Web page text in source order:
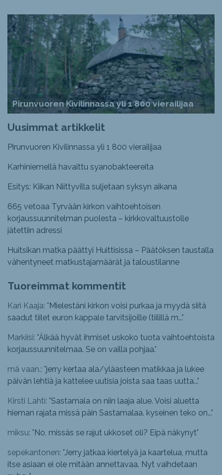
Pirunvuoren Kivilinnassa yli 1 800 vierailijaa
Uusimmat artikkelit
Pirunvuoren Kivilinnassa yli 1 800 vierailijaa
Karhiniemellä havaittu syanobakteereita
Esitys: Kiikan Niittyvilla suljetaan syksyn aikana
665 vetoaa Tyrvään kirkon vaihtoehtoisen
korjaussuunnitelman puolesta – kirkkovaltuustolle
jätettiin adressi
Huitsikan matka päättyi Huittisissa – Päätöksen taustalla
vähentyneet matkustajamäärät ja taloustilanne
Tuoreimmat kommentit
Kari Kaaja: "Mielestäni kirkon voisi purkaa ja myydä siitä
saadut tiilet euron kappale tarvitsijoille (tiilillä m..."
Markiisi: "Älkää hyvät ihmiset uskoko tuota vaihtoehtoista
korjaussuunnitelmaa. Se on vailla pohjaa."
mä vaan.: "jerry kertaa ala/yläasteen matikkaa ja lukee
päivän lehtiä ja kattelee uutisia joista saa taas uutta..."
Kirsti Lahti: "Sastamala on niin laaja alue. Voisi aluetta
hieman rajata missä päin Sastamalaa. kyseinen teko on..."
miksu: "No, missäs se rajut ukkoset oli? Eipä näkynyt"
sepekantonen: "Jerry jatkaa kiertelyä ja kaartelua, mutta
itse asiaan ei ole mitään annettavaa. Nyt vaihdetaan